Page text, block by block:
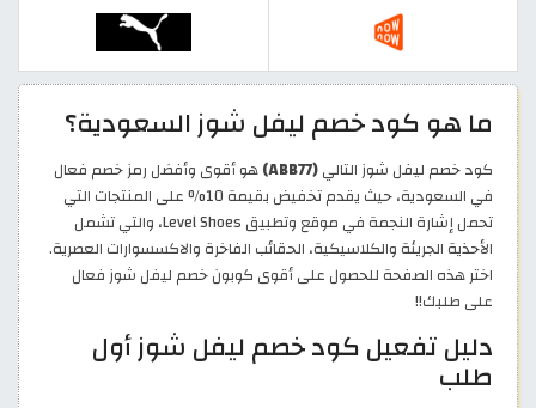
ما هو كود خصم ليفل شوز السعودية؟
كود خصم ليفل شوز التالي(ABB77)
هو أقوى وأفضل رمز خصم فعال
في السعودية، حيث يقدم تخفيض بقيمة 10% على المنتجات التي
تحمل إشارة النجمة في موقع وتطبيق Level Shoes، والتي تشمل
الأحذية الجريئة والكلاسيكية، الحقائب الفاخرة والاكسسوارات العصرية.
اختر هذه الصفحة للحصول على أقوى كوبون خصم ليفل شوز فعال
على طلبك!!
دليل تفعيل كود خصم ليفل شوز أول
طلب